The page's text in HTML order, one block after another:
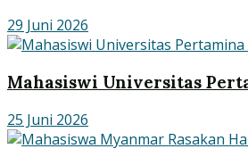
29 Juni 2026
Mahasiswi Universitas
25 Juni 2026